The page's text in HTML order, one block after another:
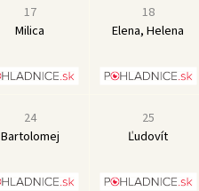
17
Milica
18
Elena, Helena
24
Bartolomej
25
Ľudovít